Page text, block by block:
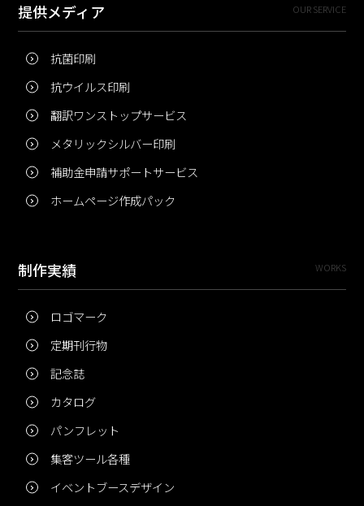
提供メディア OUR SERVICE
抗菌印刷
抗ウイルス印刷
翻訳ワンストップサービス
メタリックシルバー印刷
補助金申請サポートサービス
ホームページ作成パック
制作実績 WORKS
ロゴマーク
定期刊行物
記念誌
カタログ
パンフレット
集客ツール各種
イベントブースデザイン